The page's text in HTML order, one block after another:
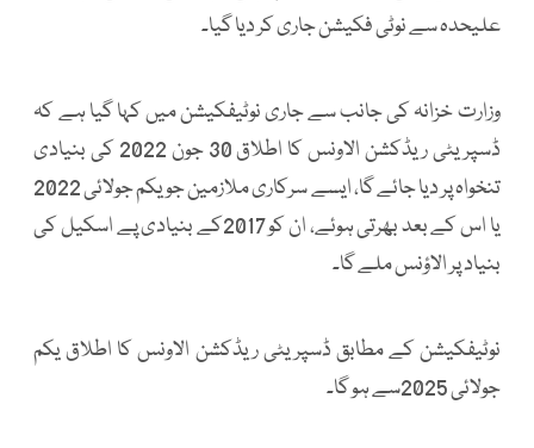
علیحدہ سے نوٹی فکیشن جاری کر دیا گیا۔
وزارت خزانہ کی جانب سے جاری نوٹیفکیشن میں کہا گیا ہے کہ
ڈسپریٹی ریڈکشن الاونس کا اطلاق 30 جون 2022 کی بنیادی
تنخواہ پر دیا جائے گا، ایسے سرکاری ملازمین جو یکم جولائی 2022
یا اس کے بعد بھرتی ہوئے، ان کو 2017کے بنیادی پے اسکیل کی
بنیاد پر الاؤنس ملے گا۔
نوٹیفکیشن کے مطابق ڈسپریٹی ریڈکشن الاونس کا اطلاق یکم
جولائی 2025سے ہو گا۔